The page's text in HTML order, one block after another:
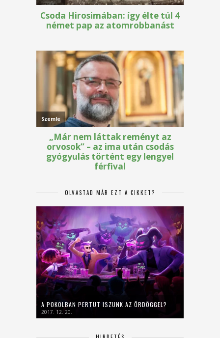
OLVASTAD MÁR EZT A CIKKET?
A POKOLBAN PERTUT ISZUNK AZ ÖRDÖGGEL?
2017. 12. 20.